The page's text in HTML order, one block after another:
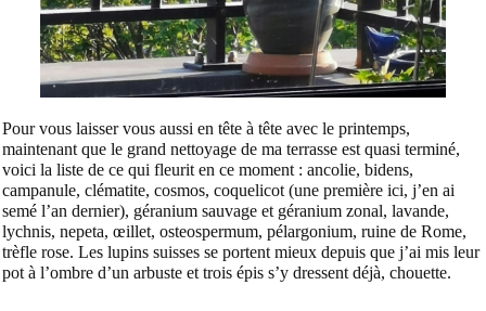
Pour vous laisser vous aussi en tête à tête avec le printemps,
maintenant que le grand nettoyage de ma terrasse est quasi terminé,
voici la liste de ce qui fleurit en ce moment : ancolie, bidens,
campanule, clématite, cosmos, coquelicot (une première ici, j’en ai
semé l’an dernier), géranium sauvage et géranium zonal, lavande,
lychnis, nepeta, œillet, osteospermum, pélargonium, ruine de Rome,
trèfle rose. Les lupins suisses se portent mieux depuis que j’ai mis leur
pot à l’ombre d’un arbuste et trois épis s’y dressent déjà, chouette.